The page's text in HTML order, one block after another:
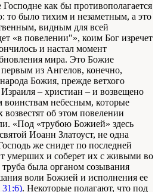
как бы противополагается
то было тихим и незаметным, а это
видным для всей
«в повелении"», коим Бог изречет
и настал момент
мира. Это Божие
из Ангелов, конечно,
Божия, прежде ветхого
– христиан – и возвещено
воинствам небесным, которые
об этом повелении
«Под «трубою Божией» здесь
Иоанн Златоуст, не одна
же снидет по последней
умерших и соберет их с живыми во
была органом созывания
воли Божией и исполнения ее
. Некоторые полагают, что под